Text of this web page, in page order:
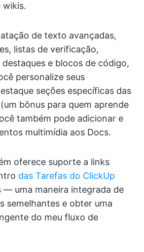
wikis.
de texto avançadas,
listas de verificação,
e blocos de código,
personalize seus
seções específicas das
bônus para quem aprende
também pode adicionar e
multimídia aos Docs.
oferece suporte a links
das Tarefas do ClickUp
— uma maneira integrada de
semelhantes e obter uma
do meu fluxo de